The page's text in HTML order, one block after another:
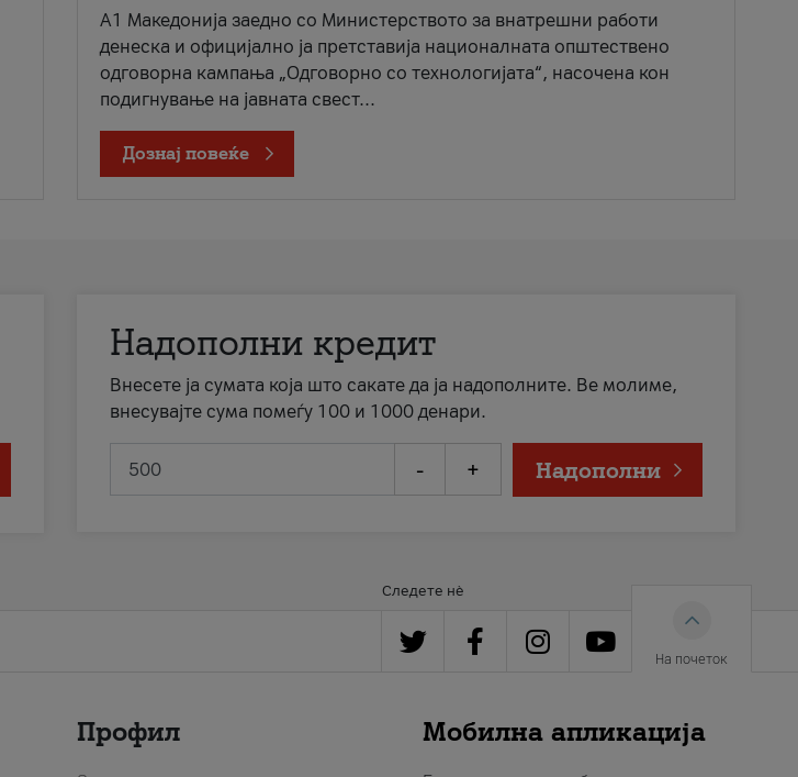
A1 Македонија заедно со Министерството за внатрешни работи
денеска и официјално ја претставија националната општествено
одговорна кампања „Одговорно со технологијата“, насочена кон
подигнување на јавната свест...
Дознај повеќе
Надополни кредит
Внесете ја сумата која што сакате да ја надополните. Ве молиме,
внесувајте сума помеѓу 100 и 1000 денари.
- + Надополни
Следете нè
На почеток
Профил Мобилна апликација